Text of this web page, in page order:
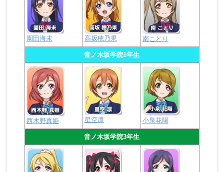
園田海未 高坂穂乃果 南ことり
音ノ木坂学院1年生
西木野真姫 星空凛 小泉花陽
音ノ木坂学院3年生